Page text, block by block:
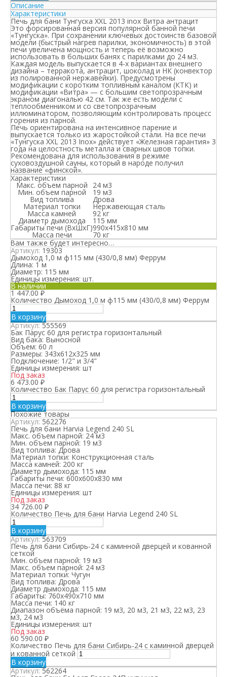
Описание
Характеристики
Печь для бани Тунгуска XXL 2013 inox Витра антрацит
Это форсированная версия популярной банной печи
«Тунгуска». При сохранении ключевых достоинств базовой
модели (быстрый нагрев парилки, экономичность) в этой
печи увеличена мощность и теперь её возможно
использовать в больших банях с парилками до 24 м3.
Каждая модель выпускается в 4-х вариантах внешнего
дизайна – терракота, антрацит, шоколад и НК (конвектор
из полированной нержавейки). Предусмотрены
модификации с коротким топливным каналом (КТК) и
модификации «Витра» — с большим светопрозрачным
экраном диагональю 42 см. Так же есть модели с
теплообменником и со светопрозрачным
иллюминатором, позволяющим контролировать процесс
горения из парной.
Печь ориентирована на интенсивное парение и
выпускается только из жаростойкой стали. На все печи
«Тунгуска XXL 2013 Inox» действует «Железная гарантия» 3
года на целостность металла и сварных швов топки.
Рекомендована для использования в режиме
суховоздушной сауны, который в народе получил
название «финской».
Характеристики
Макс. объем парной 24 м3
Мин. объем парной 19 м3
Вид топлива Дрова
Материал топки Нержавеющая сталь
Масса камней 92 кг
Диаметр дымохода 115 мм
Габариты печи (ВхШхГ)990х415х810 мм
Масса печи
70 кг
Вам также будет интересно…
Артикул:19303
Дымоход 1,0 м ф115 мм (430/0,8 мм) Феррум
Длина: 1 м
Диаметр: 115 мм
Единицы измерения: шт.
В наличии
1 447.00₽
Количество Дымоход 1,0 м ф115 мм (430/0,8 мм) Феррум
В корзину
Артикул:555569
Бак Парус 60 для регистра горизонтальный
Вид бака: Выносной
Объем: 60 л
Размеры: 343х612х325 мм
Подключение: 1/2" и 3/4"
Единицы измерения: шт
Под заказ
6 473.00 ₽
Количество Бак Парус 60 для регистра горизонтальный
В корзину
Похожие товары
Артикул:562276
Печь для бани Harvia Legend 240 SL
Макс. объем парной: 24 м3
Мин. объем парной: 19 м3
Вид топлива: Дрова
Материал топки: Конструкционная сталь
Масса камней: 200 кг
Диаметр дымохода: 115 мм
Габариты печи: 600x600x830 мм
Масса печи: 88 кг
Единицы измерения: шт
Под заказ
34 726.00 ₽
Количество Печь для бани Harvia Legend 240 SL
В корзину
Артикул:563709
Печь для бани Сибирь-24 с каминной дверцей и кованной
сеткой
Мин. объем парной: 19 м3
Макс. объем парной: 24 м3
Материал топки: Чугун
Вид топлива: Дрова
Диаметр дымохода: 115 мм
Габариты:760х490х710 мм
Масса печи: 140 кг
Диапазон объёма парной: 19 м3, 20 м3, 21 м3, 22 м3, 23
м3, 24 м3
Единицы измерения: шт
Под заказ
60 590.00 ₽
Количество Печь для бани Сибирь-24 с каминной дверцей
и кованной сеткой
В корзину
Артикул:562264